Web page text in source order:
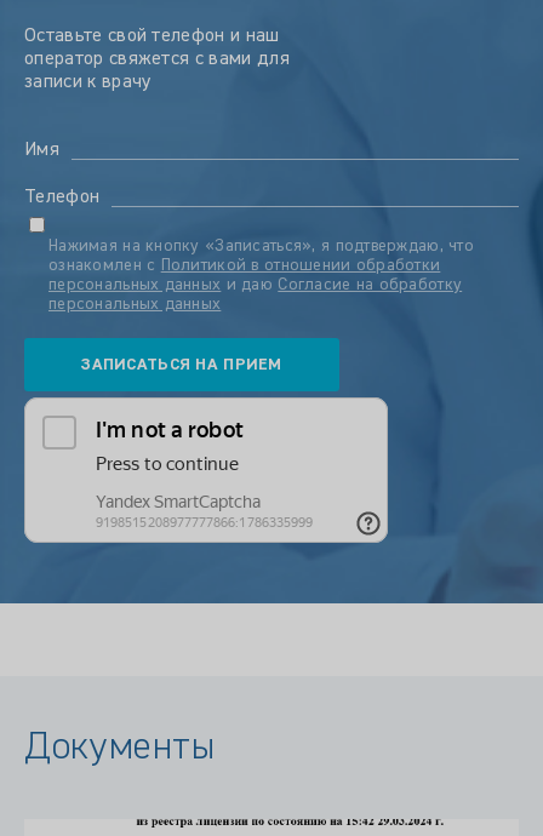
Оставьте свой телефон и наш
оператор свяжется с вами для
записи к врачу
Имя
Телефон
Нажимая на кнопку «Записаться», я подтверждаю, что
ознакомлен с
Политикой в отношении обработки
персональных данных и даю Согласие на обработку
персональных данных
Документы